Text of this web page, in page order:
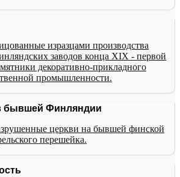
изразцами производства
заводов конца XIX - первой
декоративно-прикладного
промышленности.
бывшей Финляндии
церкви на бывшей финской
перешейка.